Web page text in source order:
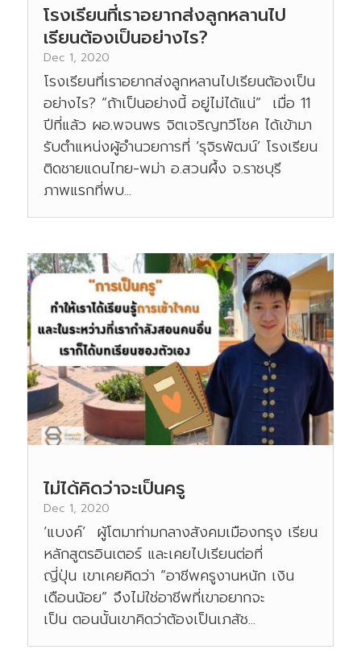
โรงเรียนที่เราอยากส่งลูกหลานไป
เรียนต้องเป็นอย่างไร?
Dec 1, 2020
โรงเรียนที่เราอยากส่งลูกหลานไปเรียนต้องเป็น
อย่างไร? “ถ้าเป็นอย่างนี้ อยู่ไม่ได้แน่” เมื่อ 11
ปีที่แล้ว ผอ.พจนพร จิตเจริญทวีโชค ได้เข้ามา
รับตำแหน่งผู้อำนวยการที่ ‘รุจิรพัฒน์’ โรงเรียน
ติดชายแดนไทย-พม่า อ.สวนผึ้ง จ.ราชบุรี
ภาพแรกที่พบ...
ไม่ได้คิดว่าจะเป็นครู
Dec 1, 2020
‘แบงค์’ ผู้โตมาท่ามกลางสังคมเมืองกรุง เรียน
หลักสูตรอินเตอร์ และเคยไปเรียนต่อที่
ญี่ปุ่น เขาเคยคิดว่า “อาชีพครูงานหนัก เงิน
เดือนน้อย” จึงไม่ใช่อาชีพที่เขาอยากจะ
เป็น ตอนนั้นเขาคิดว่าต้องเป็นเภสัช...